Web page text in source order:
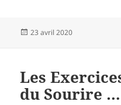
Publié
23 avril 2020
Les
du Sourire …